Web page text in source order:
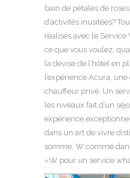
bain de pétales de
d’activités inusitées?
réalisés avec le
ce que vous voulez,
la devise de l’hôtel en
l’expérience Acura,
chauffeur privé. Un
les niveaux fait d’un
expérience
dans un art de vivre
somme, W comme
«W pour un service